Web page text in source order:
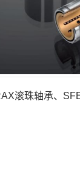
滚珠轴承、